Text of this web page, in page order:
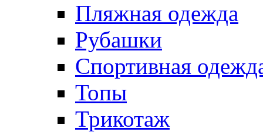
Пляжная одежда
Рубашки
Спортивная
Топы
Трикотаж